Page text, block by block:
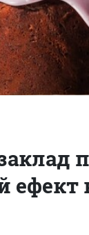
ефект